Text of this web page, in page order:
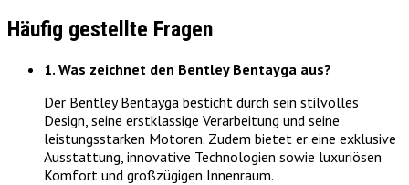
Häufig gestellte Fragen
1. Was zeichnet den Bentley Bentayga aus?
Der Bentley Bentayga besticht durch sein stilvolles
Design, seine erstklassige Verarbeitung und seine
leistungsstarken Motoren. Zudem bietet er eine exklusive
Ausstattung, innovative Technologien sowie luxuriösen
Komfort und großzügigen Innenraum.